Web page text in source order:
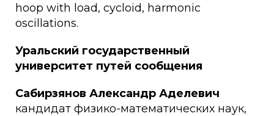
hoop with load, cycloid, harmonic
oscillations.
Уральский государственный
университет путей сообщения
Сабирзянов Александр Аделевич
кандидат физико-математических наук,